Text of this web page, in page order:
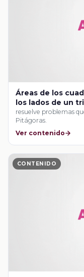
Áreas de los
los lados de un
resuelve problemas
Pitágoras.
Ver contenido
CONTENIDO